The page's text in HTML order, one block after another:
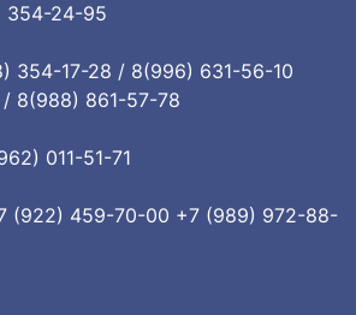
24-95
354-17-28 / 8(996) 631-56-10
8(988) 861-57-78
011-51-71
(922) 459-70-00 +7 (989) 972-88-